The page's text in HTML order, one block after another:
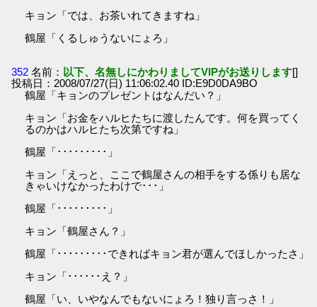
キョン「では、お茶いれてきますね」
鶴屋「くるしゅうないにょろ」
352 名前： 以下、名無しにかわりましてVIPがお送りします[]
投稿日：2008/07/27(日) 11:06:02.40 ID:E9D0DA9BO
鶴屋「キョンのプレゼントはなんだい？」
キョン「お金をハルヒたちに渡したんです。何を買ってく
るのかはハルヒたち次第ですね」
鶴屋「･････････」
キョン「えっと、ここで鶴屋さんの相手をする係りも居な
きゃいけなかったわけで･･･」
鶴屋「･････････」
キョン「鶴屋さん？」
鶴屋「･････････できればキョン君が選んでほしかったさ」
キョン「･･････え？」
鶴屋「い、いやなんでもないにょろ！独り言っさ！」